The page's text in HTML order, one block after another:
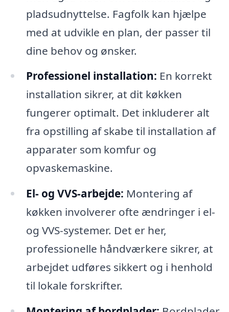
pladsudnyttelse. Fagfolk kan hjælpe
med at udvikle en plan, der passer til
dine behov og ønsker.
Professionel installation: En korrekt
installation sikrer, at dit køkken
fungerer optimalt. Det inkluderer alt
fra opstilling af skabe til installation af
apparater som komfur og
opvaskemaskine.
El- og VVS-arbejde: Montering af
køkken involverer ofte ændringer i el-
og VVS-systemer. Det er her,
professionelle håndværkere sikrer, at
arbejdet udføres sikkert og i henhold
til lokale forskrifter.